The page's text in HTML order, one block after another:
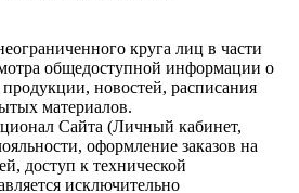
круга лиц в части
общедоступной информации о
новостей, расписания
материалов.
Сайта (Личный кабинет,
оформление заказов на
доступ к технической
исключительно